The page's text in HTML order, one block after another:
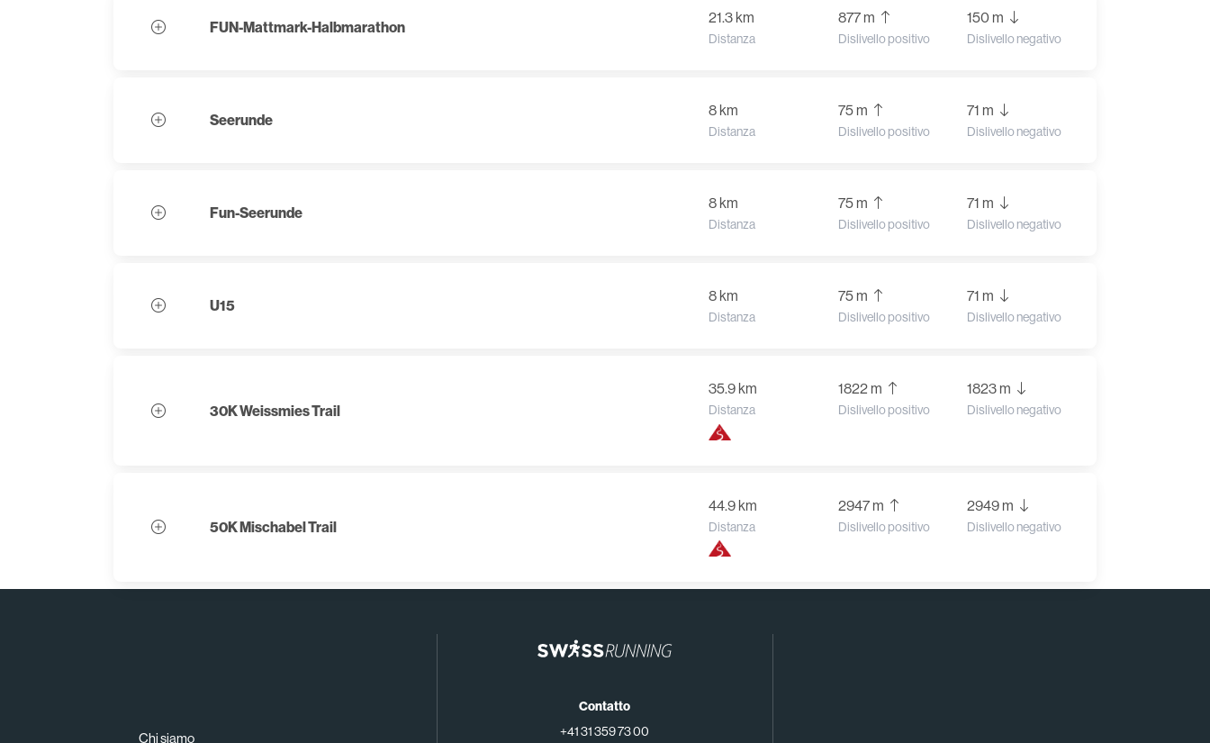
FUN-Mattmark-Halbmarathon
21.3 km
Distanza
877 m
Dislivello positivo
150 m
Dislivello negativo
Seerunde
8 km
Distanza
75 m
Dislivello positivo
71 m
Dislivello negativo
Fun-Seerunde
8 km
Distanza
75 m
Dislivello positivo
71 m
Dislivello negativo
U15
8 km
Distanza
75 m
Dislivello positivo
71 m
Dislivello negativo
30K Weissmies Trail
35.9 km
Distanza
1822 m
Dislivello positivo
1823 m
Dislivello negativo
50K Mischabel Trail
44.9 km
Distanza
2947 m
Dislivello positivo
2949 m
Dislivello negativo
Chi siamo
Contatto
+41 31 359 73 00